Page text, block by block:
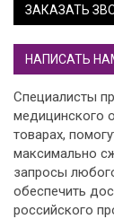
ЗАКАЗАТЬ
НАПИСАТЬ
Специалисты
медицинского
товарах,
максимально
запросы
обеспечить
российского